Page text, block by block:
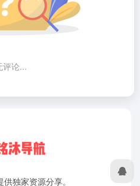
评论...
独家资源分享。